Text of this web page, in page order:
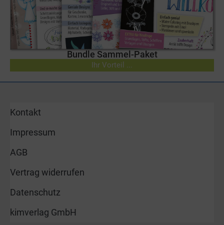
Bundle Sammel-Paket
Ihr Vorteil ...
Kontakt
Impressum
AGB
Vertrag widerrufen
Datenschutz
kimverlag GmbH